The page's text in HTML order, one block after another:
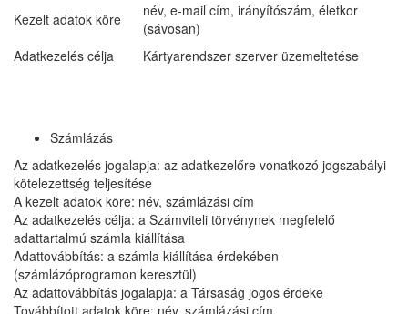
Kezelt adatok köre
név, e-mail cím, irányítószám, életkor
(sávosan)
Adatkezelés célja
Kártyarendszer szerver üzemeltetése
Számlázás
Az adatkezelés jogalapja: az adatkezelőre vonatkozó jogszabályi
kötelezettség teljesítése
A kezelt adatok köre: név, számlázási cím
Az adatkezelés célja: a Számviteli törvénynek megfelelő
adattartalmú számla kiállítása
Adattovábbítás: a számla kiállítása érdekében
(számlázóprogramon keresztül)
Az adattovábbítás jogalapja: a Társaság jogos érdeke
Továbbított adatok köre: név, számlázási cím